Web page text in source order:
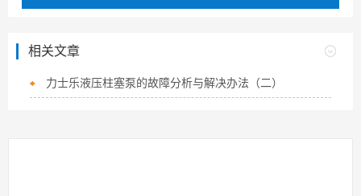
相关文章
力士乐液压柱塞泵的故障分析与解决办法（二）